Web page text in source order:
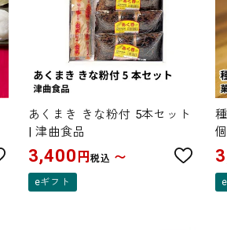
あくまき きな粉付 5本セット
| 津曲食品
3,400 円税込 〜
eギフト